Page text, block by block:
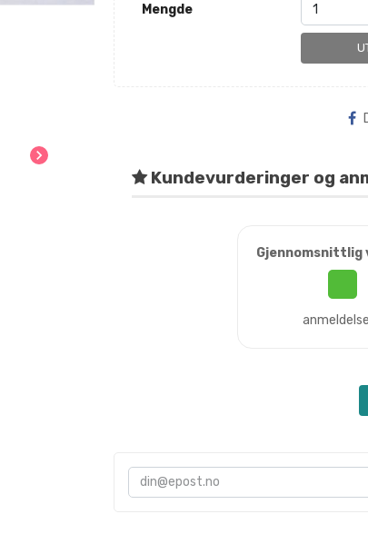
chevron_right
Mengde
Kundevurderinger og
Gjennomsnittlig